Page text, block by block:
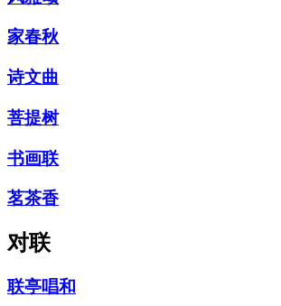
家春秋
诗文曲
菩提树
书画联
茗茶香
对联
联亭唱和